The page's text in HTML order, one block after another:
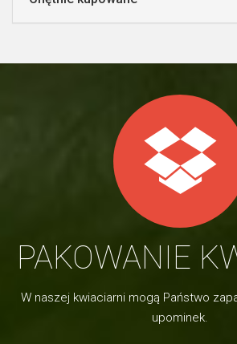
PAKOWANIE
W naszej kwiaciarni mogą Państwo
upominek.